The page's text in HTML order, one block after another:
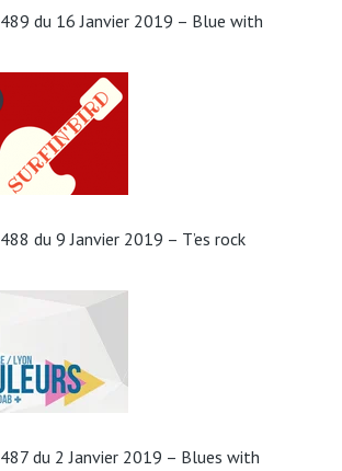
489 du 16 Janvier 2019 – Blue with
du 9 Janvier 2019 – T’es rock
487 du 2 Janvier 2019 – Blues with